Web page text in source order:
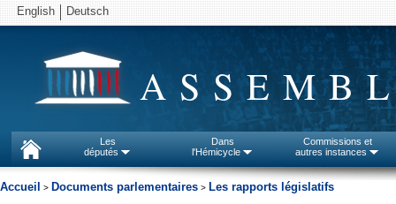
English Deutsch
Les
députés
Dans
l'Hémicycle
Commissions et
autres instances
Accueil > Documents parlementaires > Les rapports législatifs